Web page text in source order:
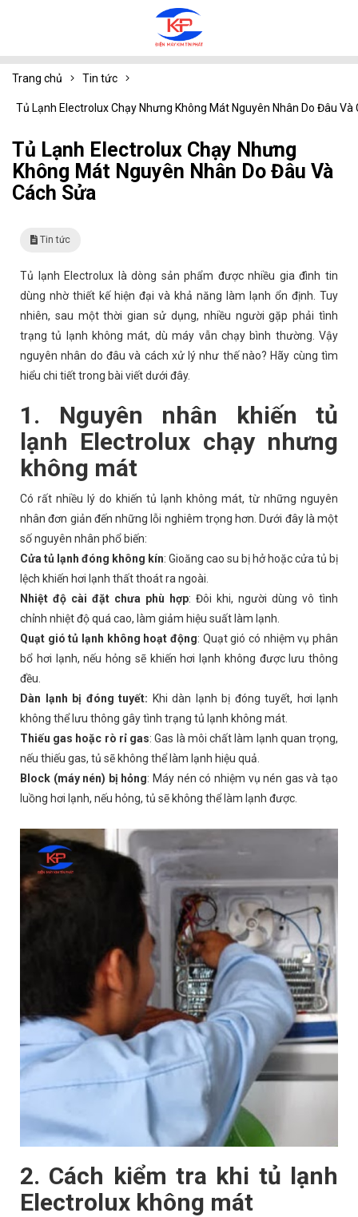
Trang chủ Tin tức
Tủ Lạnh Electrolux Chạy Nhưng Không Mát Nguyên Nhân Do Đâu Và
Tủ Lạnh Electrolux Chạy Nhưng
Không Mát Nguyên Nhân Do Đâu Và
Cách Sửa
Tin tức
Tủ lạnh Electrolux là dòng sản phẩm được nhiều gia đình tin
dùng nhờ thiết kế hiện đại và khả năng làm lạnh ổn định. Tuy
nhiên, sau một thời gian sử dụng, nhiều người gặp phải tình
trạng tủ lạnh không mát, dù máy vẫn chạy bình thường. Vậy
nguyên nhân do đâu và cách xử lý như thế nào? Hãy cùng tìm
hiểu chi tiết trong bài viết dưới đây.
1. Nguyên nhân khiến tủ
lạnh Electrolux chạy nhưng
không mát
Có rất nhiều lý do khiến tủ lạnh không mát, từ những nguyên
nhân đơn giản đến những lỗi nghiêm trọng hơn. Dưới đây là một
số nguyên nhân phổ biến:
Cửa tủ lạnh đóng không kín: Gioăng cao su bị hở hoặc cửa tủ bị
lệch khiến hơi lạnh thất thoát ra ngoài.
Nhiệt độ cài đặt chưa phù hợp: Đôi khi, người dùng vô tình
chỉnh nhiệt độ quá cao, làm giảm hiệu suất làm lạnh.
Quạt gió tủ lạnh không hoạt động: Quạt gió có nhiệm vụ phân
bổ hơi lạnh, nếu hỏng sẽ khiến hơi lạnh không được lưu thông
đều.
Dàn lạnh bị đóng tuyết: Khi dàn lạnh bị đóng tuyết, hơi lạnh
không thể lưu thông gây tình trạng tủ lạnh không mát.
Thiếu gas hoặc rò rỉ gas:Gas là môi chất làm lạnh quan trọng,
nếu thiếu gas, tủ sẽ không thể làm lạnh hiệu quả.
Block (máy nén) bị hỏng: Máy nén có nhiệm vụ nén gas và tạo
luồng hơi lạnh, nếu hỏng, tủ sẽ không thể làm lạnh được.
2. Cách kiểm tra khi tủ lạnh
Electrolux không mát